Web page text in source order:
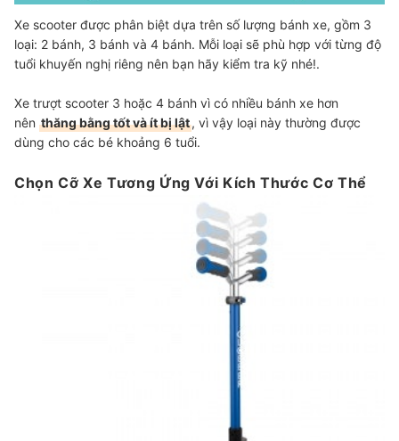
Xe scooter được phân biệt dựa trên số lượng bánh xe, gồm 3
loại: 2 bánh, 3 bánh và 4 bánh. Mỗi loại sẽ phù hợp với từng độ
tuổi khuyến nghị riêng nên bạn hãy kiểm tra kỹ nhé!.
Xe trượt scooter 3 hoặc 4 bánh vì có nhiều bánh xe hơn
nên thăng bằng tốt và ít bị lật, vì vậy loại này thường được
dùng cho các bé khoảng 6 tuổi.
Chọn Cỡ Xe Tương Ứng Với Kích Thước Cơ Thể